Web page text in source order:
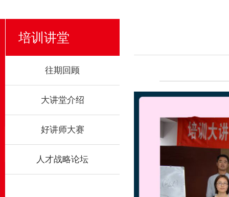
培训讲堂
往期回顾
大讲堂介绍
好讲师大赛
人才战略论坛